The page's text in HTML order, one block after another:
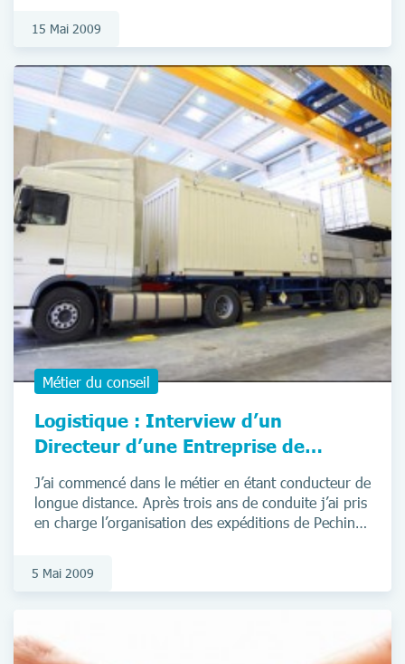
15 Mai 2009
Métier du conseil
Logistique : Interview d’un
Directeur d’une Entreprise de
Transport
J’ai commencé dans le métier en étant conducteur de
longue distance. Après trois ans de conduite j’ai pris
en charge l’organisation des expéditions de Pechiney
5 Mai 2009